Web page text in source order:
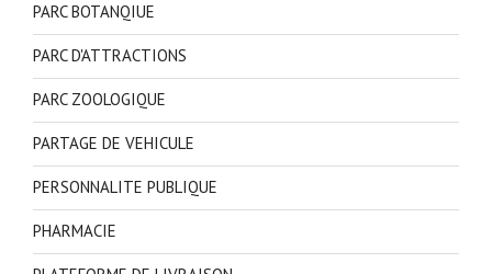
PARC BOTANQIUE
PARC D'ATTRACTIONS
PARC ZOOLOGIQUE
PARTAGE DE VEHICULE
PERSONNALITE PUBLIQUE
PHARMACIE